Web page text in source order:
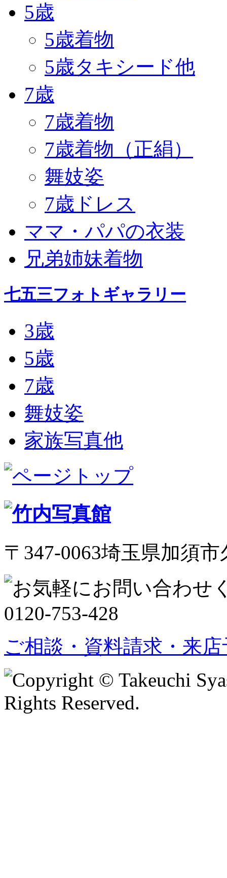
5歳
5歳着物
5歳タキシード他
7歳
7歳着物
7歳着物（正絹）
舞妓姿
7歳ドレス
ママ・パパの衣装
兄弟姉妹着物
七五三フォトギャラリー
3歳
5歳
7歳
舞妓姿
家族写真他
〒347-0063埼玉県加須市
ご相談・資料請求・来